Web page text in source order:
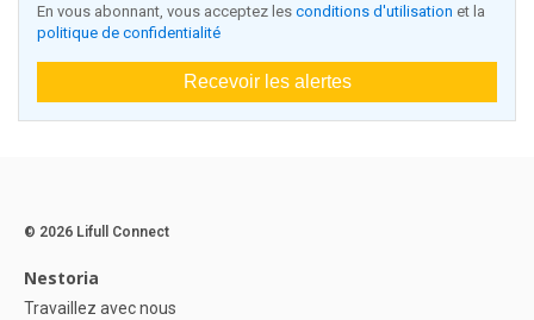
En vous abonnant, vous acceptez les conditions d'utilisation et la
politique de confidentialité
Recevoir les alertes
© 2026 Lifull Connect
Nestoria
Travaillez avec nous